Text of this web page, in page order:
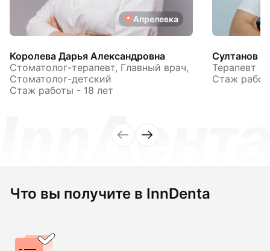
Апрелевка
Королева Дарья Александровна
Стоматолог-терапевт, Главный врач,
Стоматолог-детский
Стаж работы - 18 лет
Султанов
Терапевт
Стаж
Что вы получите в InnDenta